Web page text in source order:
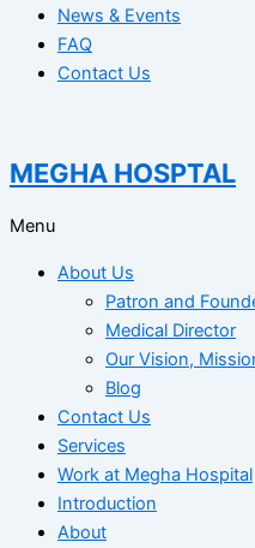
News & Events
FAQ
Contact Us
MEGHA HOSPTAL
Menu
About Us
Patron and
Medical Director
Our Vision,
Blog
Contact Us
Services
Work at Megha Hospital
Introduction
About